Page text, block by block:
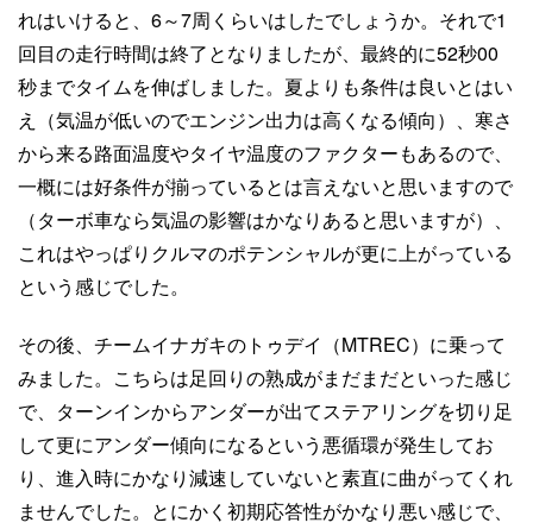
れはいけると、6～7周くらいはしたでしょうか。それで1
回目の走行時間は終了となりましたが、最終的に52秒00
秒までタイムを伸ばしました。夏よりも条件は良いとはい
え（気温が低いのでエンジン出力は高くなる傾向）、寒さ
から来る路面温度やタイヤ温度のファクターもあるので、
一概には好条件が揃っているとは言えないと思いますので
（ターボ車なら気温の影響はかなりあると思いますが）、
これはやっぱりクルマのポテンシャルが更に上がっている
という感じでした。
その後、チームイナガキのトゥデイ（MTREC）に乗って
みました。こちらは足回りの熟成がまだまだといった感じ
で、ターンインからアンダーが出てステアリングを切り足
して更にアンダー傾向になるという悪循環が発生してお
り、進入時にかなり減速していないと素直に曲がってくれ
ませんでした。とにかく初期応答性がかなり悪い感じで、